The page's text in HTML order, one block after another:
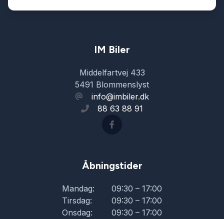
IM Biler
Middelfartvej 433
5491 Blommenslyst
info@imbiler.dk
88 63 88 91
Åbningstider
Mandag:
09:30 – 17:00
Tirsdag:
09:30 – 17:00
Onsdag:
09:30 – 17:00